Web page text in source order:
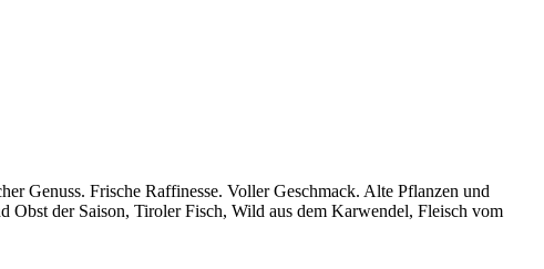
Genuss. Frische Raffinesse. Voller Geschmack. Alte Pflanzen und
Obst der Saison, Tiroler Fisch, Wild aus dem Karwendel, Fleisch vom